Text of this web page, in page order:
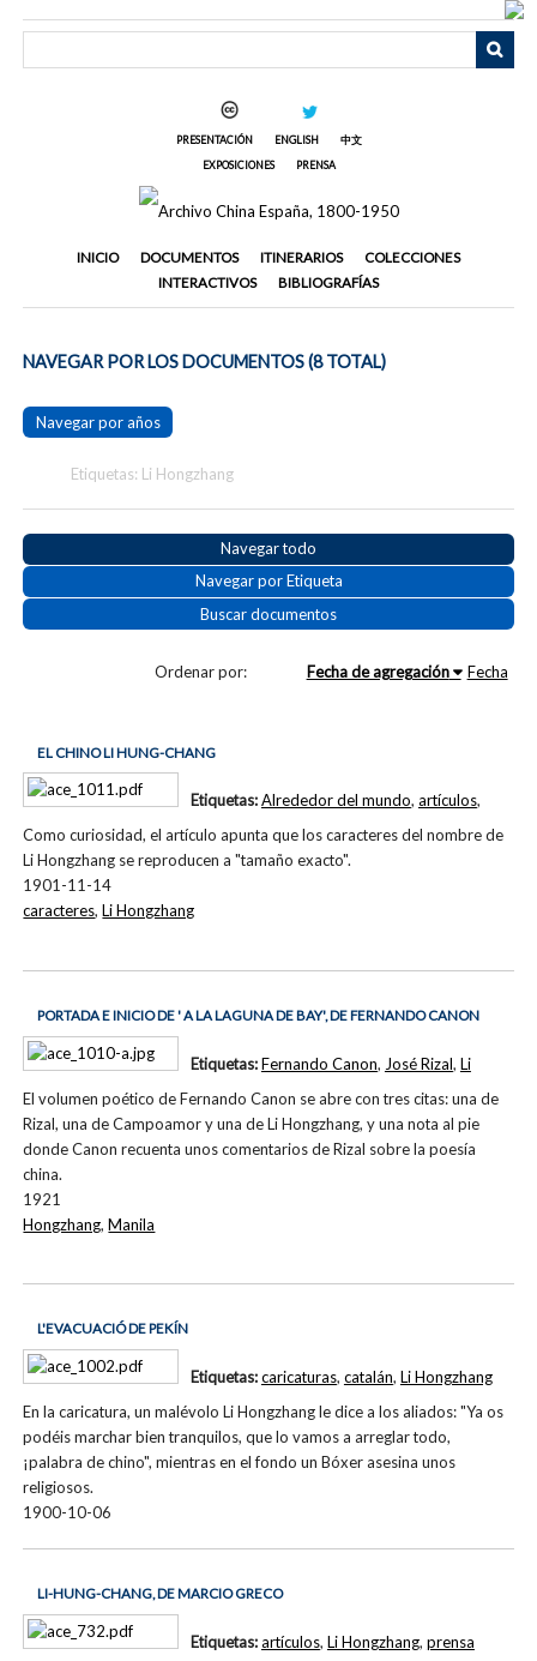
PRESENTACIÓN ENGLISH
中文
EXPOSICIONES
PRENSA
INICIO DOCUMENTOS ITINERARIOS
COLECCIONES
INTERACTIVOS
BIBLIOGRAFÍAS
NAVEGAR POR LOS DOCUMENTOS (8 TOTAL)
Navegar por años
Etiquetas: Li Hongzhang
Navegar todo
Navegar por Etiqueta
Buscar documentos
Ordenar por: Fecha de agregación Fecha
EL CHINO LI HUNG-CHANG
Como curiosidad, el artículo apunta que los caracteres del nombre de
Li Hongzhang se reproducen a "tamaño exacto".
1901-11-14
Etiquetas:Alrededor del mundo, artículos,
caracteres,Li Hongzhang
PORTADA E INICIO DE ' A LA LAGUNA DE BAY', DE FERNANDO CANON
El volumen poético de Fernando Canon se abre con tres citas: una de
Rizal, una de Campoamor y una de Li Hongzhang, y una nota al pie
donde Canon recuenta unos comentarios de Rizal sobre la poesía
china.
1921
Etiquetas:Fernando Canon, José Rizal, Li
Hongzhang,Manila
L'EVACUACIÓ DE PEKÍN
En la caricatura, un malévolo Li Hongzhang le dice a los aliados: "Ya os
podéis marchar bien tranquilos, que lo vamos a arreglar todo,
¡palabra de chino", mientras en el fondo un Bóxer asesina unos
religiosos.
1900-10-06
Etiquetas:caricaturas, catalán, Li Hongzhang
LI-HUNG-CHANG, DE MARCIO GRECO
Etiquetas:artículos, Li Hongzhang, prensa